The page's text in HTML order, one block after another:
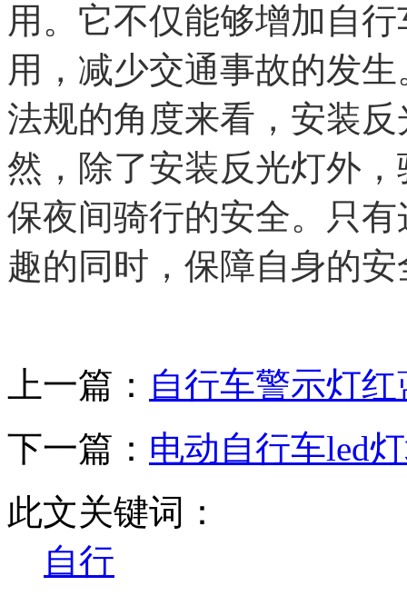
用。它不仅能够增加自
用，减少交通事故的发
法规的角度来看，安装
然，除了安装反光灯外
保夜间骑行的安全。只
趣的同时，保障自身的安
上一篇： 自行车警示灯
下一篇： 电动自行车led
此文关键词：
自行